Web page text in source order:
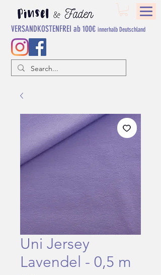
VERSANDKOSTENFREI ab 100€ innerhalb Deutschland
Uni Jersey
Lavendel - 0,5 m